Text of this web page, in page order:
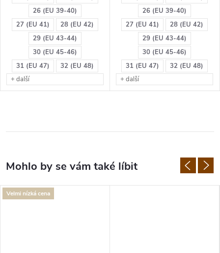
26 (EU 39-40)
27 (EU 41)
28 (EU 42)
29 (EU 43-44)
30 (EU 45-46)
31 (EU 47)
32 (EU 48)
+ další
26 (EU 39-40)
27 (EU 41)
28 (EU 42)
29 (EU 43-44)
30 (EU 45-46)
31 (EU 47)
32 (EU 48)
+ další
Velmi nízká cena